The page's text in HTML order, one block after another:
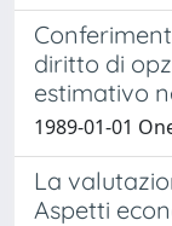
diritto di
estimativo
1989-01-01
La
Aspetti